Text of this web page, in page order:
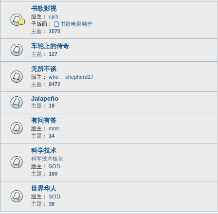
书歌影视
版主：
cjch
子版面：
书歌电影精华
主题： 1070
车轮上的传奇
主题： 127
无所不谈
版主： who ， shepherd17
主题： 9472
Jalapeño
主题： 18
有问有答
版主：
mmt
主题： 14
科学技术
科学技术板块
版主：
SOD
主题： 180
世界华人
版主：
SOD
主题： 36